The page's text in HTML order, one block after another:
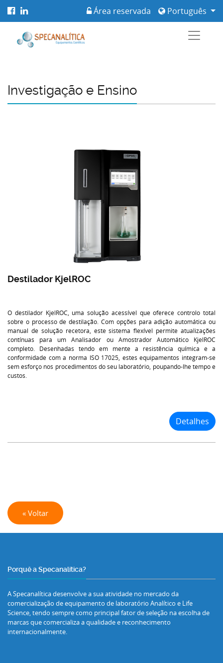
Português
Área reservada
Investigação e Ensino
Destilador KjelROC
O destilador KjelROC, uma solução acessível que oferece controlo total
sobre o processo de destilação. Com opções para adição automática ou
manual de solução recetora, este sistema flexível permite atualizações
contínuas para um Analisador ou Amostrador Automático KjelROC
completo. Desenhadas tendo em mente a resistência química e a
conformidade com a norma ISO 17025, estes equipamentos integram-se
sem esforço nos procedimentos do seu laboratório, poupando-lhe tempo e
custos.
Detalhes
« Voltar
Porquê a Specanalítica?
A Specanalítica desenvolve a sua atividade no mercado da
comercialização de equipamento de laboratório Analítico e Life
Science, tendo sempre como principal fator de seleção na escolha de
marcas que comercializa a qualidade e reconhecimento
internacionalmente.